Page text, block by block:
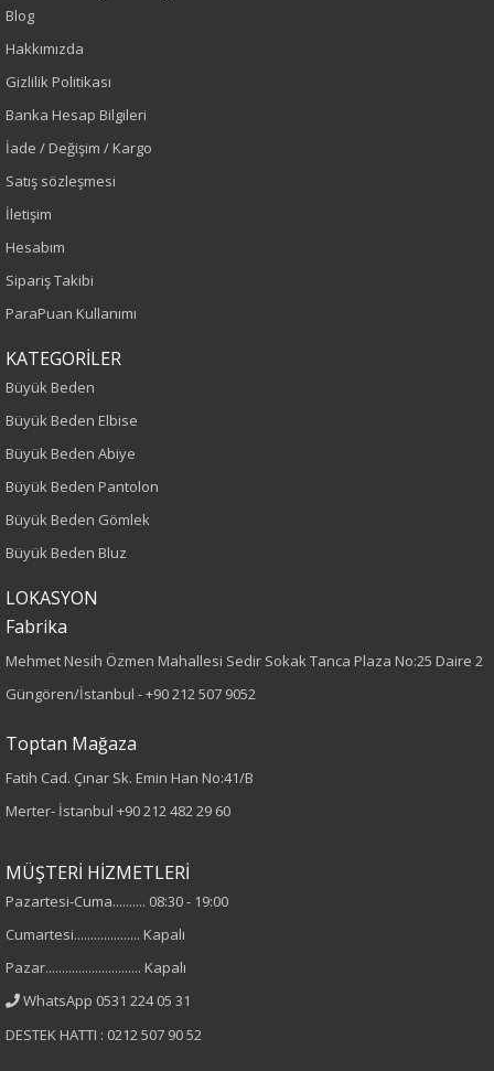
Sezon : YAZLIK
Renk
Lacivert
Sezon
İlkbahar-Yaz
Yaş Grubu
Kalıp
Büyük Beden
Boy
75
Dokuma
Desenli
Kumaş
Cinsiyet
Kadın
Truvakar Kol
Blog
Hakkımızda
Gizlilik Politikası
Banka Hesap Bilgileri
İade / Değişim / Kargo
Satış sözleşmesi
İletişim
Hesabım
Sipariş Takibi
ParaPuan Kullanımı
KATEGORİLER
Büyük Beden
Büyük Beden Elbise
Büyük Beden Abiye
Büyük Beden Pantolon
Büyük Beden Gömlek
Büyük Beden Bluz
LOKASYON
Fabrika
Mehmet Nesih Özmen Mahallesi Sedir Sokak Tanca Plaza No:25 Daire 2
Güngören/İstanbul -+90 212 507 9052
Toptan Mağaza
Fatih Cad. Çınar Sk. Emin Han No:41/B
Merter- İstanbul +90 212 482 29 60
MÜŞTERİ HİZMETLERİ
Pazartesi-Cuma.......... 08:30 - 19:00
Cumartesi.................... Kapalı
Pazar............................. Kapalı
WhatsApp 0531 224 05 31
DESTEK HATTI : 0212 507 90 52